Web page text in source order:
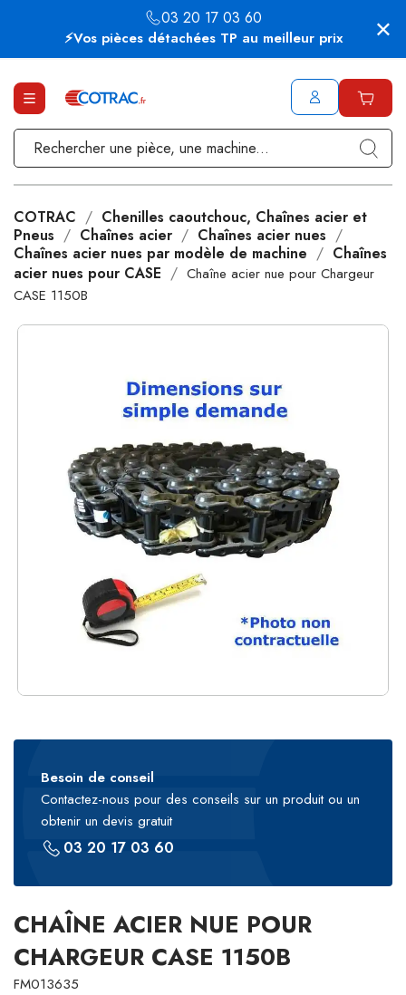
⚡Vos pièces détachées TP au meilleur prix
03 20 17 03 60
COTRAC
Chenilles caoutchouc, Chaînes acier et
Pneus
Chaînes acier
Chaînes acier nues
Chaînes acier nues par modèle de machine
Chaînes
acier nues pour CASE
Chaîne acier nue pour Chargeur
CASE 1150B
Besoin de conseil
Contactez-nous pour des conseils sur un produit ou un
obtenir un devis gratuit
03 20 17 03 60
CHAÎNE ACIER NUE POUR
CHARGEUR CASE 1150B
FM013635